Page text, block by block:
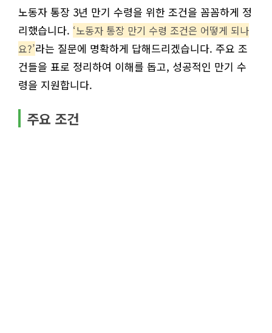
노동자 통장 3년 만기 수령을 위한 조건을 꼼꼼하게 정
리했습니다. ‘노동자 통장 만기 수령 조건은 어떻게 되나
요?’라는 질문에 명확하게 답해드리겠습니다. 주요 조
건들을 표로 정리하여 이해를 돕고, 성공적인 만기 수
령을 지원합니다.
주요 조건